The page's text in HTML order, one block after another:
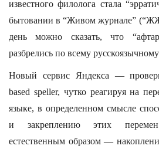
известного филолога стала
бытовании в “Живом журнале”
день можно сказать, что
разбрелись по всему
Новый сервис Яндекса —
based speller, чутко реагируя на
языке, в определенном смысле
и закреплению этих
естественным образом —